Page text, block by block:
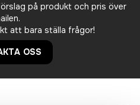
på produkt och pris över
att bara ställa frågor!
OSS